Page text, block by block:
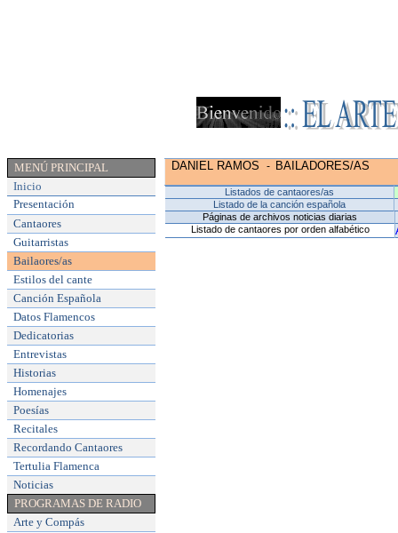
MENÚ PRINCIPAL
Inicio
Presentación
Cantaores
Guitarristas
Bailaores/as
Estilos del cante
Canción Española
Datos Flamencos
Dedicatorias
Entrevistas
Historias
Homenajes
Poesías
Recitales
Recordando Cantaores
Tertulia Flamenca
Noticias
PROGRAMAS DE RADIO
Arte y Compás
DANIEL RAMOS- BAILADORES/AS
Listados de cantaores/as
Listado de la canción española
Páginas de archivos noticias diarias
Listado de cantaores por orden alfabético